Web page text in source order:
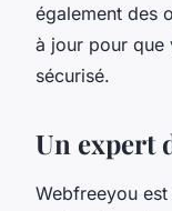
également des
à jour pour que
sécurisé.
Un expert
Webfreeyou est